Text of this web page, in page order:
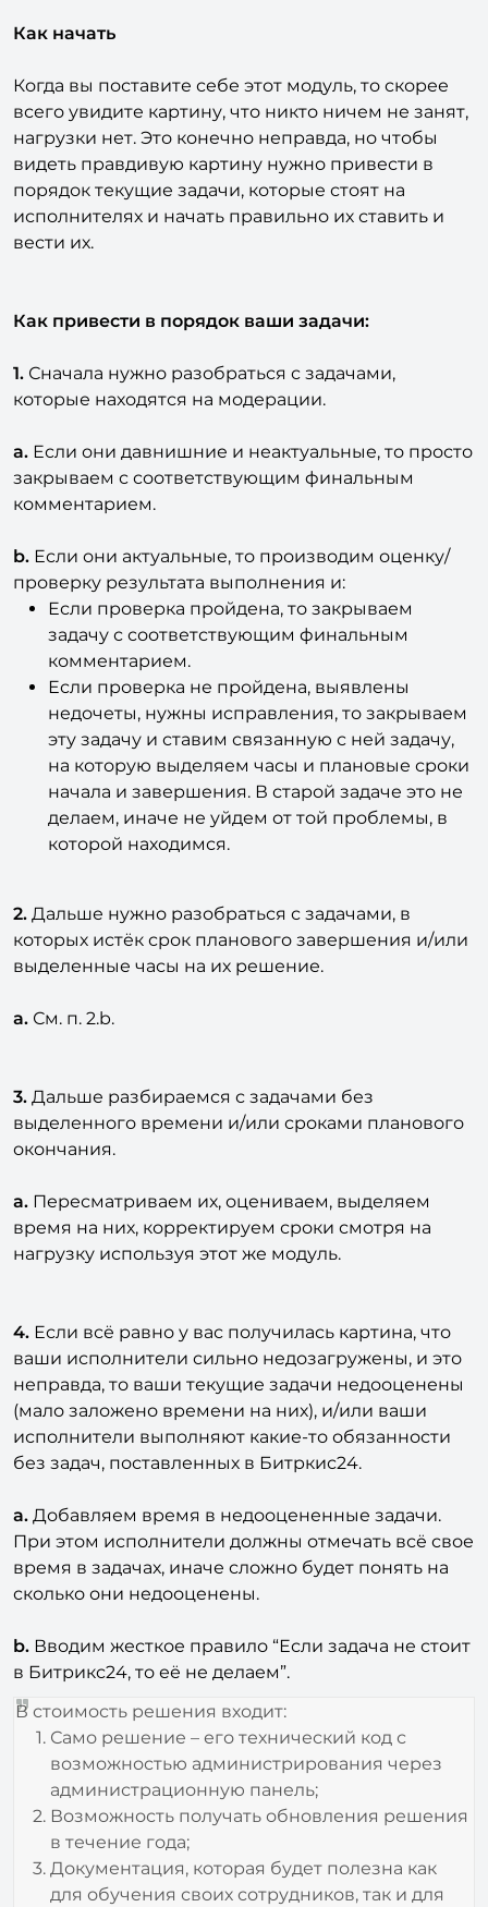
Как начать
Когда вы поставите себе этот модуль, то скорее
всего увидите картину, что никто ничем не занят,
нагрузки нет. Это конечно неправда, но чтобы
видеть правдивую картину нужно привести в
порядок текущие задачи, которые стоят на
исполнителях и начать правильно их ставить и
вести их.
Как привести в порядок ваши задачи:
1. Сначала нужно разобраться с задачами,
которые находятся на модерации.
a. Если они давнишние и неактуальные, то просто
закрываем с соответствующим финальным
комментарием.
b. Если они актуальные, то производим оценку/
проверку результата выполнения и:
Если проверка пройдена, то закрываем
задачу с соответствующим финальным
комментарием.
Если проверка не пройдена, выявлены
недочеты, нужны исправления, то закрываем
эту задачу и ставим связанную с ней задачу,
на которую выделяем часы и плановые сроки
начала и завершения. В старой задаче это не
делаем, иначе не уйдем от той проблемы, в
которой находимся.
2. Дальше нужно разобраться с задачами, в
которых истёк срок планового завершения и/или
выделенные часы на их решение.
a. См. п. 2.b.
3. Дальше разбираемся с задачами без
выделенного времени и/или сроками планового
окончания.
a. Пересматриваем их, оцениваем, выделяем
время на них, корректируем сроки смотря на
нагрузку используя этот же модуль.
4. Если всё равно у вас получилась картина, что
ваши исполнители сильно недозагружены, и это
неправда, то ваши текущие задачи недооценены
(мало заложено времени на них), и/или ваши
исполнители выполняют какие-то обязанности
без задач, поставленных в Битркис24.
a. Добавляем время в недооцененные задачи.
При этом исполнители должны отмечать всё свое
время в задачах, иначе сложно будет понять на
сколько они недооценены.
b. Вводим жесткое правило “Если задача не стоит
в Битрикс24, то её не делаем”.
В стоимость решения входит:
Само решение – его технический код с
возможностью администрирования через
администрационную панель;
Возможность получать обновления решения
в течение года;
Документация, которая будет полезна как
для обучения своих сотрудников, так и для